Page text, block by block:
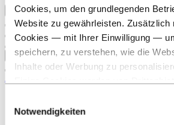
Cookies, um den grundlegenden
Website zu gewährleisten. Zusätzlich
Cookies — mit Ihrer Einwilligung —
speichern, zu verstehen, wie die
Inhalte oder Werbung zu
Diese Drittanbieter können die
Notwendigkeiten
Zurück zum Hauptmenü
Schließen
Gebäudesysteme
Alle Produkte